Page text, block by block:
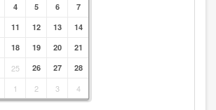
4 5 6
7
11 12 13
14
18 19 20
21
25 26 27
28
1 2 3 4